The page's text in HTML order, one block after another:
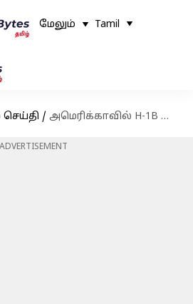
மேலும் Tamil
/ அமெரிக்காவில் H-1B விசாவில் உள்ள தொழில்நுட்ப ஊழியர்களுக்கு ஆபத்தா?
ADVERTISEMENT